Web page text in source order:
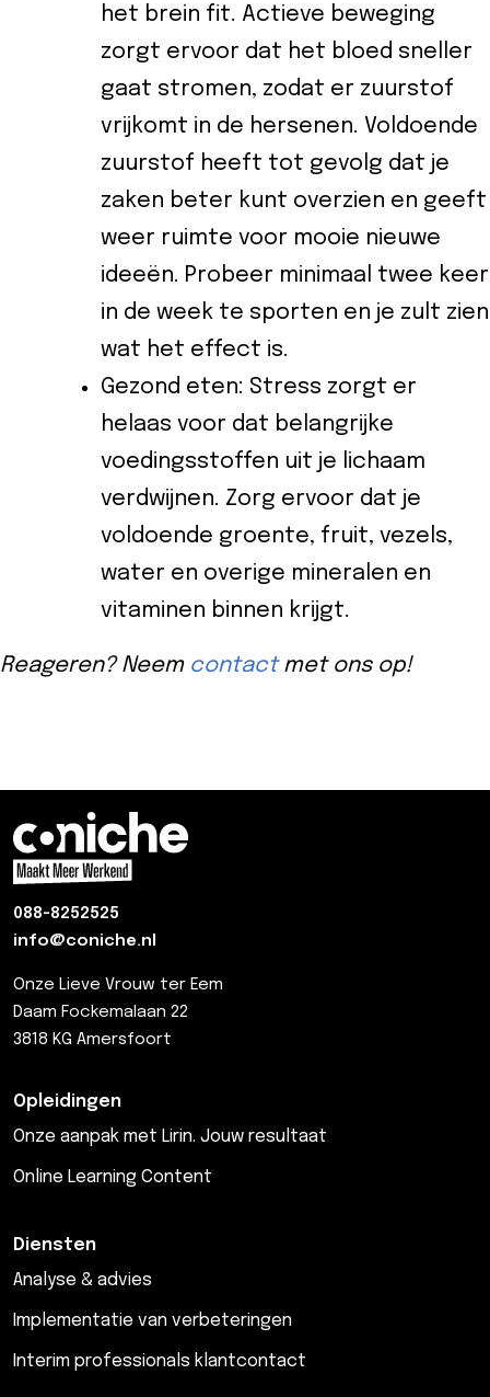
het brein fit. Actieve beweging
zorgt ervoor dat het bloed sneller
gaat stromen, zodat er zuurstof
vrijkomt in de hersenen. Voldoende
zuurstof heeft tot gevolg dat je
zaken beter kunt overzien en geeft
weer ruimte voor mooie nieuwe
ideeën. Probeer minimaal twee keer
in de week te sporten en je zult zien
wat het effect is.
Gezond eten: Stress zorgt er
helaas voor dat belangrijke
voedingsstoffen uit je lichaam
verdwijnen. Zorg ervoor dat je
voldoende groente, fruit, vezels,
water en overige mineralen en
vitaminen binnen krijgt.
Reageren? Neem contactmet ons op!
088-8252525
info@coniche.nl
Onze Lieve Vrouw ter Eem
Daam Fockemalaan 22
3818 KG Amersfoort
Opleidingen
Onze aanpak met Lirin. Jouw resultaat
Online Learning Content
Diensten
Analyse & advies
Implementatie van verbeteringen
Interim professionals klantcontact